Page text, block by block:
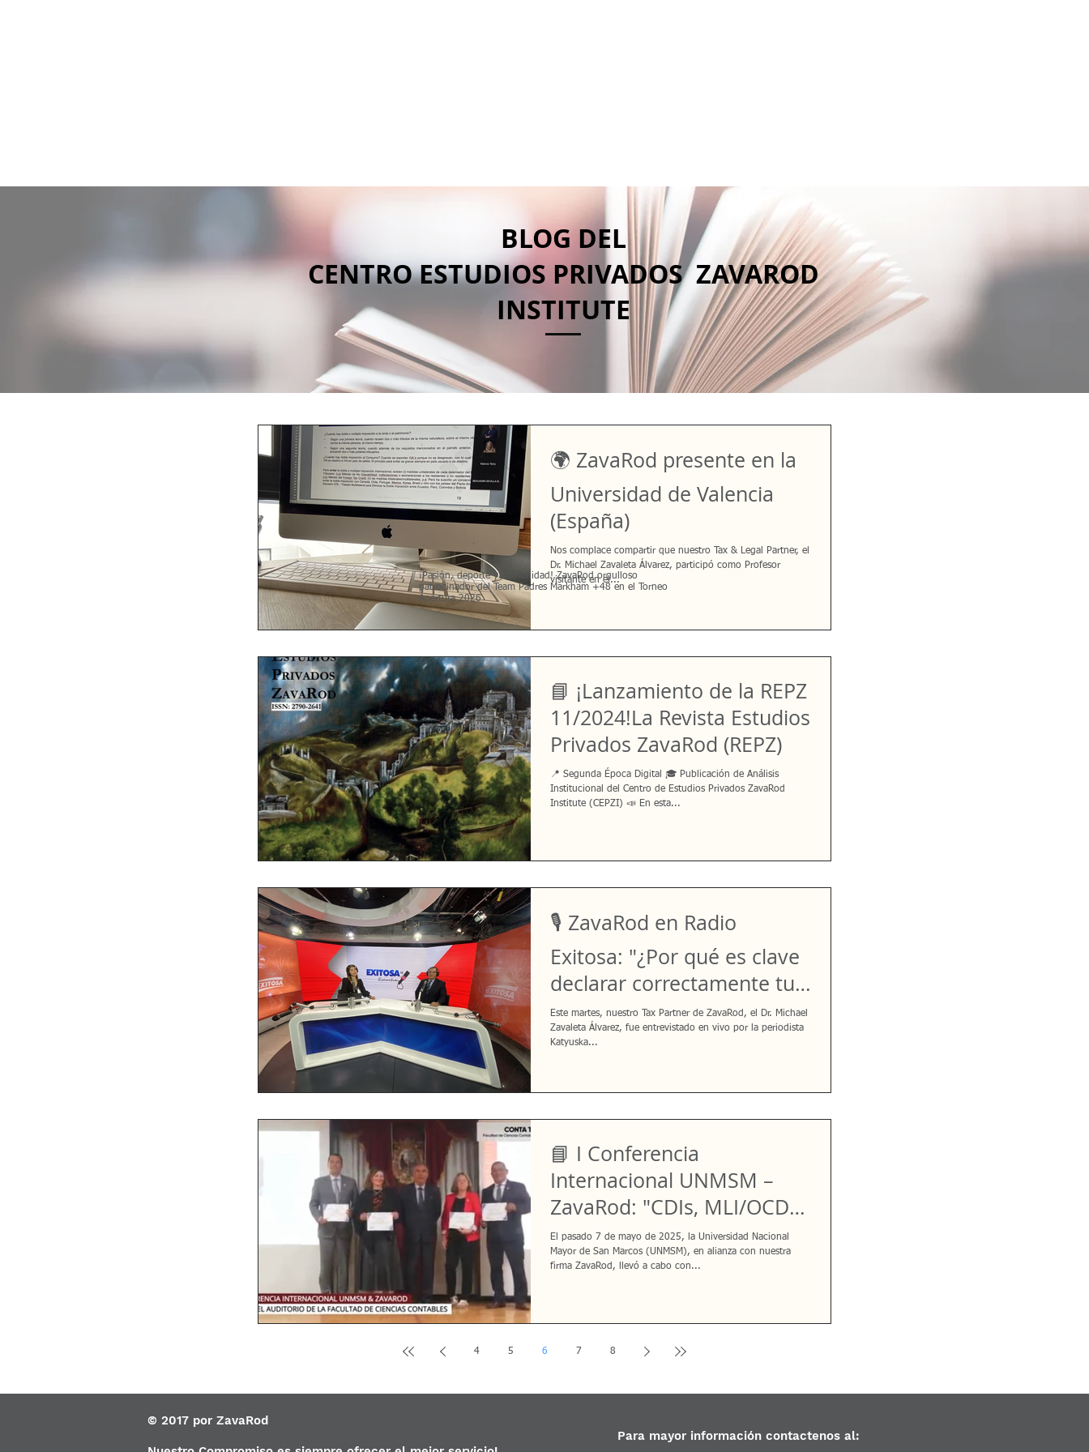
BLOG DEL
CENTRO ESTUDIOS PRIVADOS ZAVAROD
INSTITUTE
🌍 ZavaRod presente en la
Universidad de Valencia
(España)
Nos complace compartir que nuestro Tax & Legal Partner, el
Dr. Michael Zavaleta Álvarez, participó como Profesor
visitante en el...
📘 ¡Lanzamiento de la REPZ
11/2024!La Revista Estudios
Privados ZavaRod (REPZ)
📍 Segunda Época Digital 🎓 Publicación de Análisis
Institucional del Centro de Estudios Privados ZavaRod
Institute (CEPZI) 📣 En esta...
🎙️ ZavaRod en Radio
Exitosa: "¿Por qué es clave
declarar correctamente tu
impuesto a la renta?"
Este martes, nuestro Tax Partner de ZavaRod, el Dr. Michael
Zavaleta Álvarez, fue entrevistado en vivo por la periodista
Katyuska...
📘 I Conferencia
Internacional UNMSM –
ZavaRod: "CDIs, MLI/OCDE
y TLC: ¿Superados por los
Aranceles Globales de
El pasado 7 de mayo de 2025, la Universidad Nacional
Mayor de San Marcos (UNMSM), en alianza con nuestra
firma ZavaRod, llevó a cabo con...
4 5 6 7 8
¡Pasión, deporte y comunidad! ZavaRod orgulloso
patrocinador del Team Padres Markham +48 en el Torneo
Apertura 2026
© 2017 por ZavaRod
Para mayor información contactenos al: